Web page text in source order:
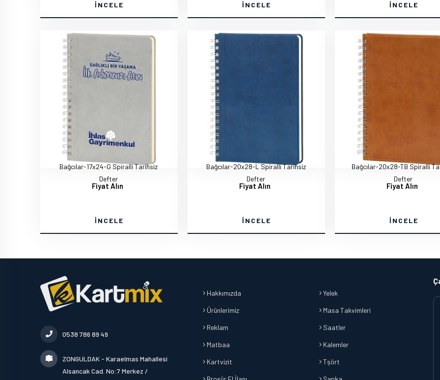
İNCELE İNCELE İNCELE
Bağcılar-17x24-G Spiralli Tarihsiz
Defter
Fiyat Alın
İNCELE
Bağcılar-20x28-L Spiralli Tarihsiz
Defter
Fiyat Alın
İNCELE
Bağcılar-20x28-TB Spiralli
Defter
Fiyat Alın
İNCELE
0538 786 89 49
ZONGULDAK - Karaelmas Mahallesi
Alsancak Cad. No:7 Merkez /
Hakkımızda
Ürünlerimiz
Reklam
Matbaa
Kartvizit
Yelek
Masa Takvimleri
Saatler
Kalemler
Tşört